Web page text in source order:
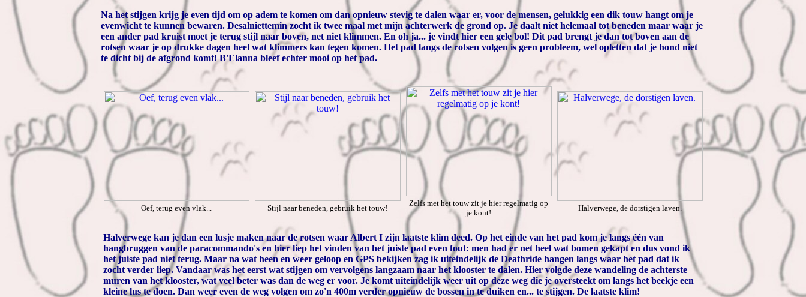
Na het stijgen krijg je even tijd om op adem te komen om dan opnieuw stevig te dalen waar er, voor de mensen, gelukkig een dik touw hangt om je
evenwicht te kunnen bewaren. Desalniettemin zocht ik twee maal met mijn achterwerk de grond op. Je daalt niet helemaal tot beneden maar waar je
een ander pad kruist moet je terug stijl naar boven, net niet klimmen. En oh ja... je vindt hier een gele bol! Dit pad brengt je dan tot boven aan de
rotsen waar je op drukke dagen heel wat klimmers kan tegen komen. Het pad langs de rotsen volgen is geen probleem, wel opletten dat je hond niet
te dicht bij de afgrond komt! B'Elanna bleef echter mooi op het pad.
Oef, terug even vlak... Stijl naar beneden, gebruik het touw!
Zelfs met het touw zit je hier regelmatig op
je kont!
Halverwege, de dorstigen laven.
Halverwege kan je dan een lusje maken naar de rotsen waar Albert I zijn laatste klim deed. Op het einde van het pad kom je langs één van
hangbruggen van de paracommando's en hier liep het vinden van het juiste pad even fout: men had er net heel wat bomen gekapt en dus vond ik
het juiste pad niet terug. Maar na wat heen en weer geloop en GPS bekijken zag ik uiteindelijk de Deathride hangen langs waar het pad dat ik
zocht verder liep. Vandaar was het eerst wat stijgen om vervolgens langzaam naar het klooster te dalen. Hier volgde deze wandeling de achterste
muren van het klooster, wat veel beter was dan de weg er voor. Je komt uiteindelijk weer uit op deze weg die je oversteekt om langs het beekje een
kleine lus te doen. Dan weer even de weg volgen om zo'n 400m verder opnieuw de bossen in te duiken en... te stijgen. De laatste klim!